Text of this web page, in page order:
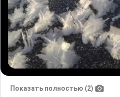
Показать полностью (2)